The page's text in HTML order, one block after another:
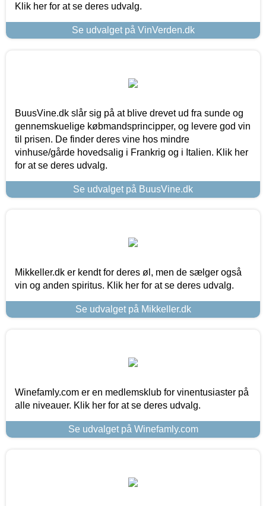
Klik her for at se deres udvalg.
Se udvalget på VinVerden.dk
BuusVine.dk slår sig på at blive drevet ud fra sunde og
gennemskuelige købmandsprincipper, og levere god vin
til prisen. De finder deres vine hos mindre
vinhuse/gårde hovedsalig i Frankrig og i Italien. Klik her
for at se deres udvalg.
Se udvalget på BuusVine.dk
Mikkeller.dk er kendt for deres øl, men de sælger også
vin og anden spiritus. Klik her for at se deres udvalg.
Se udvalget på Mikkeller.dk
Winefamly.com er en medlemsklub for vinentusiaster på
alle niveauer. Klik her for at se deres udvalg.
Se udvalget på Winefamly.com